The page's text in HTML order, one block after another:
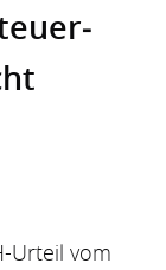
Urteil vom